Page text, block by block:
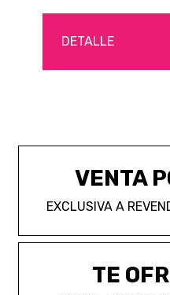
DETALLE
VENTA
EXCLUSIVA A
TE